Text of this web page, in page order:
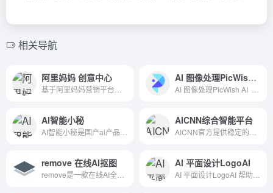
相关导航
阿里妈妈 创意中心 AI 图像处理PicWish AI
AI智能小秘 AICNN综合智能平台
remove 在线AI抠图 AI 平面设计LogoAI